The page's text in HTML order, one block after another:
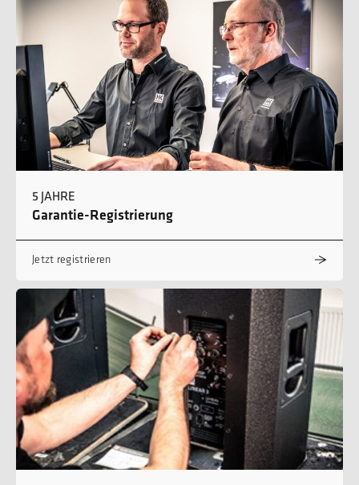
5 JAHRE
Garantie-Registrierung
Jetzt registrieren